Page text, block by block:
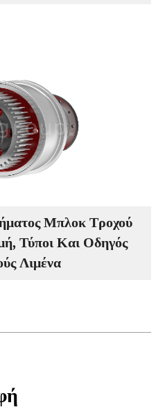
Μπλοκ Τροχού
Τύποι Και Οδηγός
Λιμένα